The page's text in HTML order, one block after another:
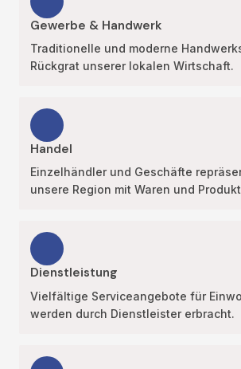
Gewerbe & Handwerk
Traditionelle und moderne
Rückgrat unserer lokalen Wirtschaft.
Handel
Einzelhändler und Geschäfte
unsere Region mit Waren und
Dienstleistung
Vielfältige Serviceangebote für
werden durch Dienstleister erbracht.